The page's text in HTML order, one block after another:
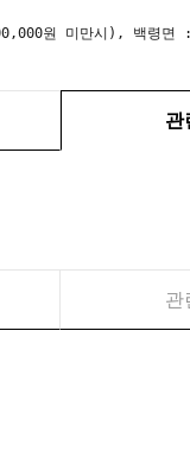
원 미만시), 백령면
관
관